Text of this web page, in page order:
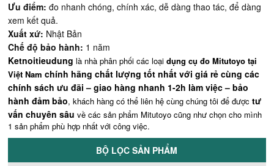
Ưu điểm: đo nhanh chóng, chính xác, dễ dàng thao tác, để dàng
xem kết quả.
Xuất xứ: Nhật Bản
Chế độ bảo hành: 1 năm
Ketnoitieudung là nhà phân phối các loạidụng cụ đo Mitutoyo tại
Việt Nam chính hãng chất lượng tốt nhất với giá rẻ cùng các
chính sách ưu đãi – giao hàng nhanh 1-2h làm việc – bảo
hành đảm bảo, khách hàng có thể liên hệ cùng chúng tôi để đượctư
vấn chuyên sâu về các sản phẩm Mitutoyo cũng như chọn cho mình
1 sản phẩm phù hợp nhất với công việc.
BỘ LỌC SẢN PHẨM